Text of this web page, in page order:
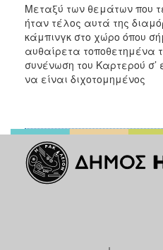
Μεταξύ των θεμάτων που
ήταν τέλος αυτά της
κάμπινγκ στο χώρο όπου
αυθαίρετα τοποθετημένα
συνένωση του Καρτερού
να είναι διχοτομημένος